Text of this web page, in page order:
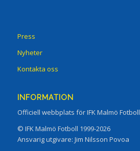
Press
Nyheter
Kontakta oss
INFORMATION
Officiell webbplats för IFK Malmö Fotboll
© IFK Malmö Fotboll 1999-2026
Ansvarig utgivare: Jim Nilsson Povoa